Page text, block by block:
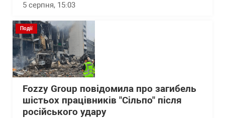
5 серпня, 15:03
Події
Fozzy Group повідомила про загибель
шістьох працівників "Сільпо" після
російського удару